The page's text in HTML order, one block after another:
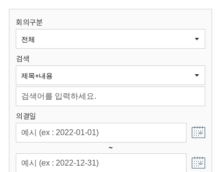
원
회
회의구분
검색
의결일
~